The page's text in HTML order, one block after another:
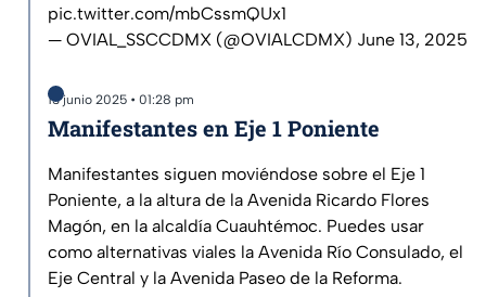
pic.twitter.com/mbCssmQUx1
— OVIAL_SSCCDMX (@OVIALCDMX) June 13, 2025
13 junio 2025 • 01:28 pm
Manifestantes en Eje 1 Poniente
Manifestantes siguen moviéndose sobre el Eje 1
Poniente, a la altura de la Avenida Ricardo Flores
Magón, en la alcaldía Cuauhtémoc. Puedes usar
como alternativas viales la Avenida Río Consulado, el
Eje Central y la Avenida Paseo de la Reforma.